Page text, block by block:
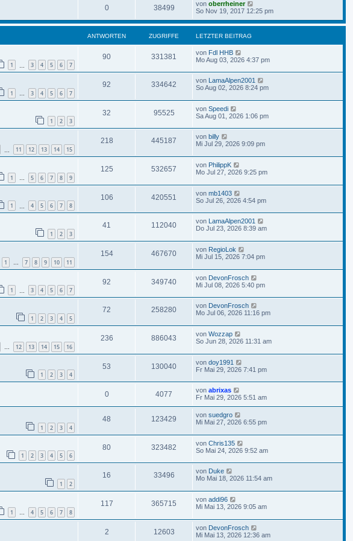
0 38499 von oberrheiner
So Nov 19, 2017 12:25 pm
ANTWORTEN ZUGRIFFE LETZTER BEITRAG
1 3 4 5 6 7
90 331381 von Fdl HHB
Mo Aug 03, 2026 4:37 pm
1 … 3 4 5 6 7
92 334642 von LamaAlpen2001
So Aug 02, 2026 8:24 pm
1 2 3
32 95525 von Speedi
Sa Aug 01, 2026 1:06 pm
11 12 13 14 15
218 445187 von billy
Mi Jul 29, 2026 9:09 pm
1 … 5 6 7 8 9
125 532657 von PhilippK
Mo Jul 27, 2026 9:25 pm
1 4 5 6 7 8
106 420551 von mb1403
So Jul 26, 2026 4:54 pm
1 2 3
41 112040 von
LamaAlpen2001
Do Jul 23, 2026 8:39 am
1 … 7 8 9 10 11
154 467670 von RegioLok
Mi Jul 15, 2026 7:04 pm
1 3 4 5 6 7
92 349740 von DevonFrosch
Mi Jul 08, 2026 5:40 pm
1 2 3 4 5
72 258280 von DevonFrosch
Mo Jul 06, 2026 11:16 pm
… 12 13 14 15 16
236 886043 von Wozzap
So Jun 28, 2026 11:31 am
1 2 3 4
53 130040 von doy1991
Fr Mai 29, 2026 7:41 pm
0 4077 von abrixas
Fr Mai 29, 2026 5:51 am
1 2 3 4
48 123429 von suedgro
Mi Mai 27, 2026 6:55 pm
1 2 3 4 5 6
80 323482 von Chris135
So Mai 24, 2026 9:52 am
1 2
16 33496 von Duke
Mo Mai 18, 2026 11:54 am
1 … 4 5 6 7 8
117 365715 von addi96
Mi Mai 13, 2026 9:05 am
2 12603 von DevonFrosch
Mi Mai 13, 2026 12:36 am